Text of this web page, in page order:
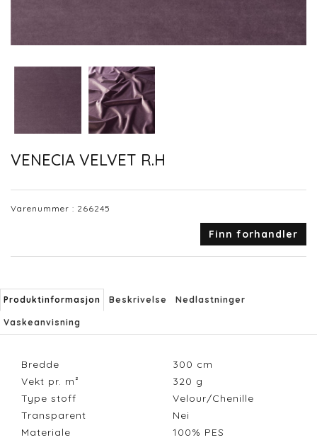
VENECIA VELVET R.H
Varenummer : 266245
Finn forhandler
Produktinformasjon Beskrivelse Nedlastninger
Vaskeanvisning
Bredde 300 cm
Vekt pr. m²
320 g
Type stoff
Velour/Chenille
Transparent
Nei
Materiale
100% PES